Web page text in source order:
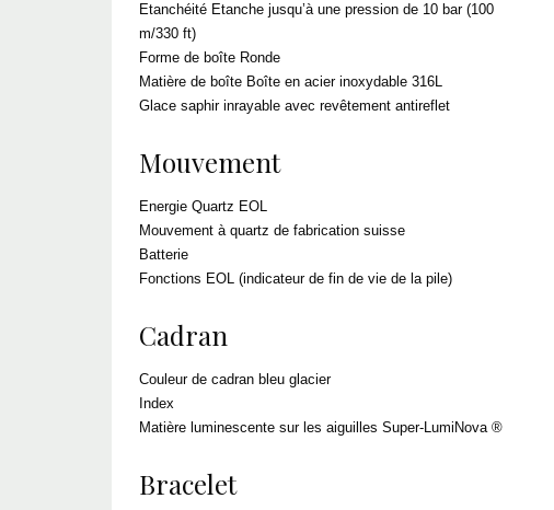
Etanchéité Etanche jusqu’à une pression de 10 bar (100
m/330 ft)
Forme de boîte Ronde
Matière de boîte Boîte en acier inoxydable 316L
Glace saphir inrayable avec revêtement antireflet
Mouvement
Energie Quartz EOL
Mouvement à quartz de fabrication suisse
Batterie
Fonctions EOL (indicateur de fin de vie de la pile)
Cadran
Couleur de cadran bleu glacier
Index
Matière luminescente sur les aiguilles Super-LumiNova ®
Bracelet